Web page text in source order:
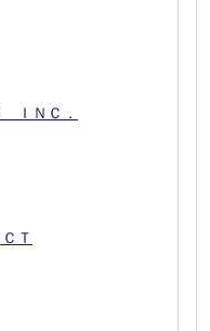
ＩＮＣ．
Ｔ